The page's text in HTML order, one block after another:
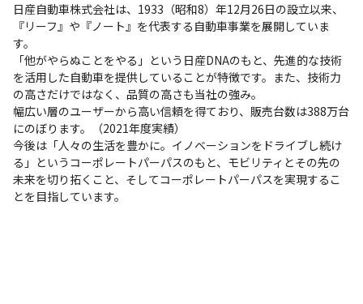
日産自動車株式会社は、1933（昭和8）年12月26日の設立以来、
『リーフ』や『ノート』を代表する自動車事業を展開していま
す。
「他がやらぬことをやる」という日産DNAのもと、先進的な技術
を活用した自動車を提供していることが特徴です。また、技術力
の高さだけではなく、品質の高さも当社の強み。
幅広い層のユーザーから高い信頼を得ており、販売台数は388万台
にのぼります。（2021年度実績）
今後は「人々の生活を豊かに。イノベーションをドライブし続け
る」というコーポレートパーパスのもと、モビリティとその先の
未来を切り拓くこと、そしてコーポレートパーパスを実現するこ
とを目指しています。